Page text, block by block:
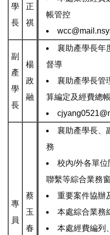
學
長
正
祺
帳管控
副
產
學
長
楊
政
融
襄助產學長年
督導
襄助產學長管
算編定及經費總
專
員
蔡
玉
春
襄助產學長、
務
校內/外各單
聯繫等綜合業務
重要案件協辦
本處綜合業務
本處經費編列